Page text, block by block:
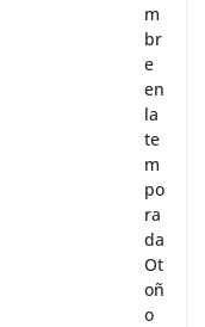
m
br
e
en
la
te
m
po
ra
da
Ot
oñ
o